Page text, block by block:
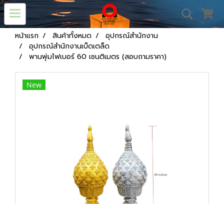
หน้าแรก สินค้าทั้งหมด
อุปกรณ์สำนักงาน
อุปกรณ์สำนักงานเบ็ดเตล็ด
พานพุ่มไฟเบอร์ 60 เซนติเมตร (สอบถามราคา)
New